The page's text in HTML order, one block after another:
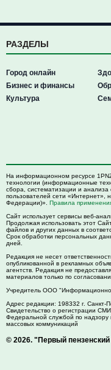
РАЗДЕЛЫ
Город онлайн
Бизнес и финансы
Культура
На информационном ресурсе
технологии (информационные
сбора, систематизации и анализа
пользователей сети «Интернет»,
Федерации)». Правила
Сайт использует сервисы веб-
Продолжая использовать этот
файлов и других данных в
Срок обработки персональных
дней.
Редакция не несет
опубликованной в рекламных
агентств. Редакция не
материалов только по
Учредитель ООО
Адрес редакции: 198332 г. Санкт-
Свидетельство о регистрации
Федеральной службой по
массовых коммуникаций
© 2026. "Первый пензенский